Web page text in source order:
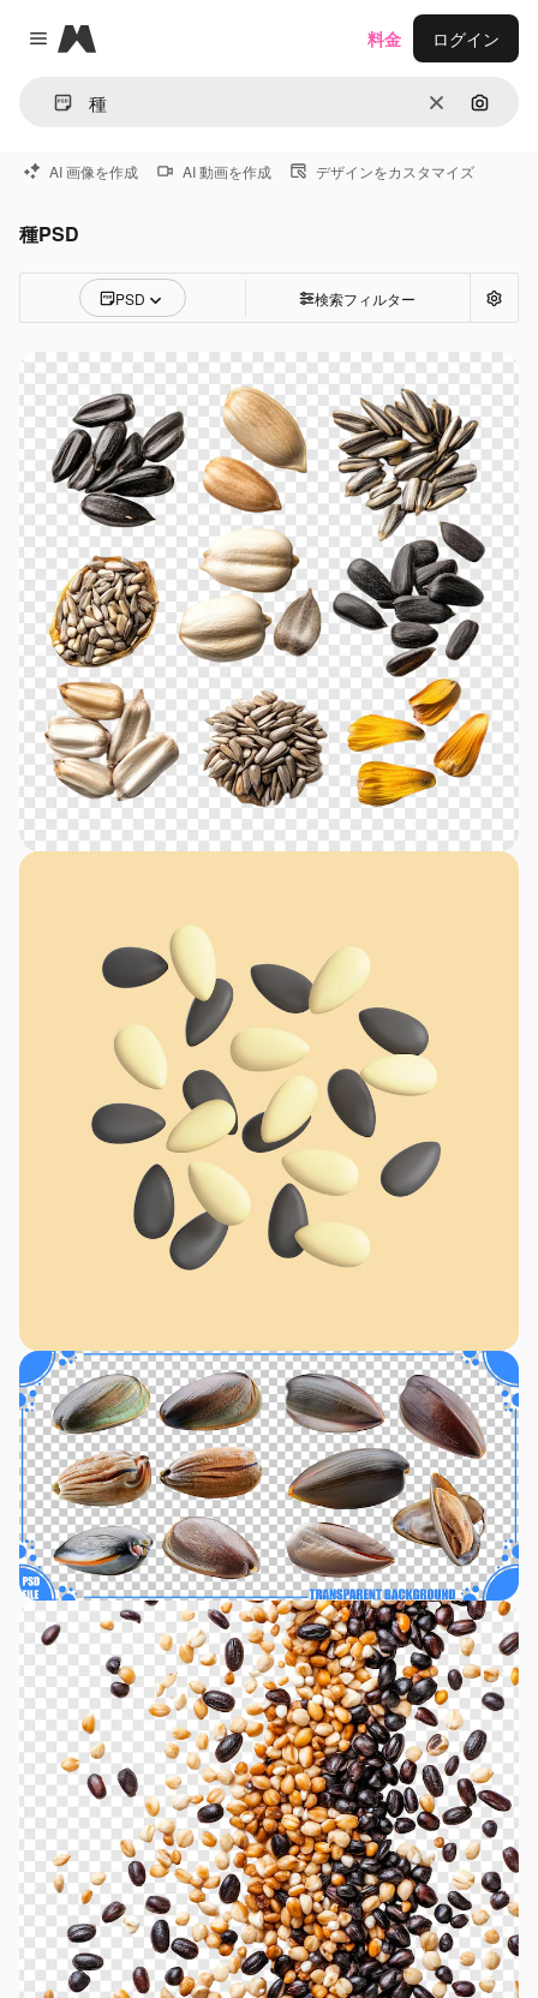
Close menu
Magnific
消去 画像で
料金 ログイン
AI 画像を作成 AI 動画を作成 デザインをカスタマイズ
種PSD
PSD 検索フィルター